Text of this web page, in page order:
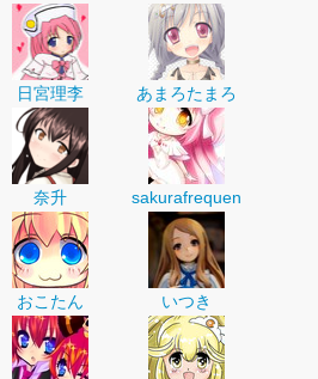
日宮理李 あまろたまろ
奈升 sakurafrequen
おこたん いつき